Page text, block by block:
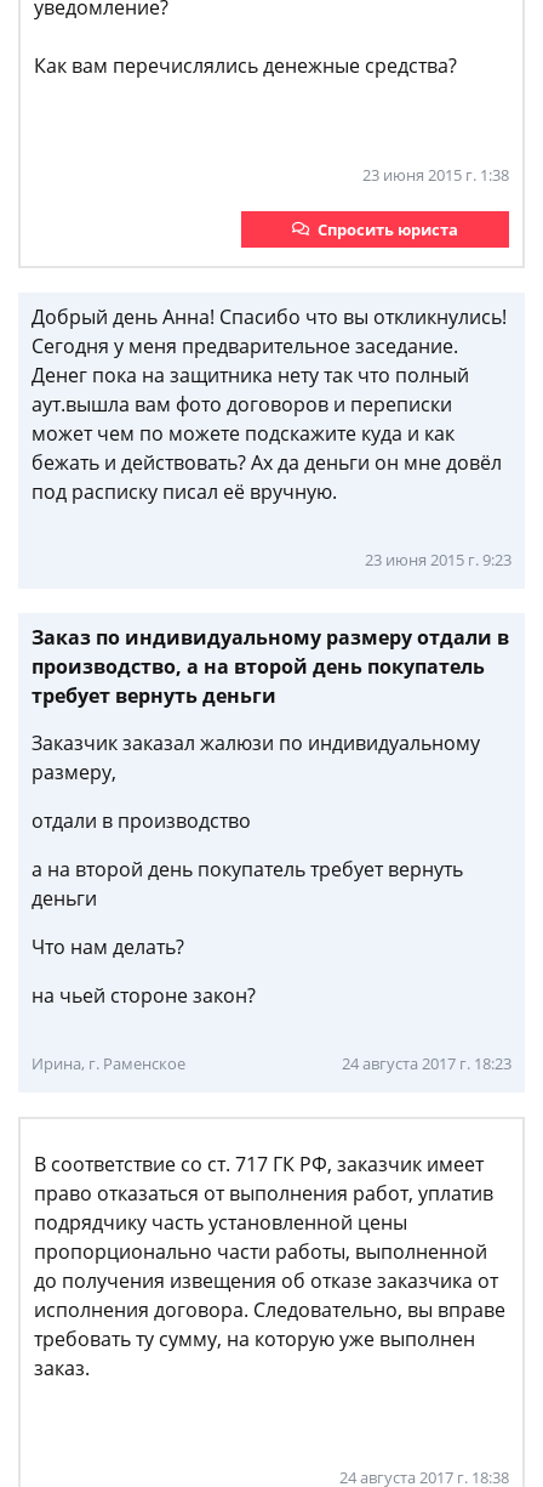
уведомление?
Как вам перечислялись денежные средства?
23 июня 2015 г. 1:38
Спросить юриста
Добрый день Анна! Спасибо что вы откликнулись!
Сегодня у меня предварительное заседание.
Денег пока на защитника нету так что полный
аут.вышла вам фото договоров и переписки
может чем по можете подскажите куда и как
бежать и действовать? Ах да деньги он мне довёл
под расписку писал её вручную.
23 июня 2015 г. 9:23
Заказ по индивидуальному размеру отдали в
производство, а на второй день покупатель
требует вернуть деньги
Заказчик заказал жалюзи по индивидуальному
размеру,
отдали в производство
а на второй день покупатель требует вернуть
деньги
Что нам делать?
на чьей стороне закон?
Ирина, г. Раменское 24 августа 2017 г. 18:23
В соответствие со ст. 717 ГК РФ, заказчик имеет
право отказаться от выполнения работ, уплатив
подрядчику часть установленной цены
пропорционально части работы, выполненной
до получения извещения об отказе заказчика от
исполнения договора. Следовательно, вы вправе
требовать ту сумму, на которую уже выполнен
заказ.
24 августа 2017 г. 18:38